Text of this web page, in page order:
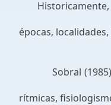
Historicamente,
épocas,
Sobral
rítmicas,